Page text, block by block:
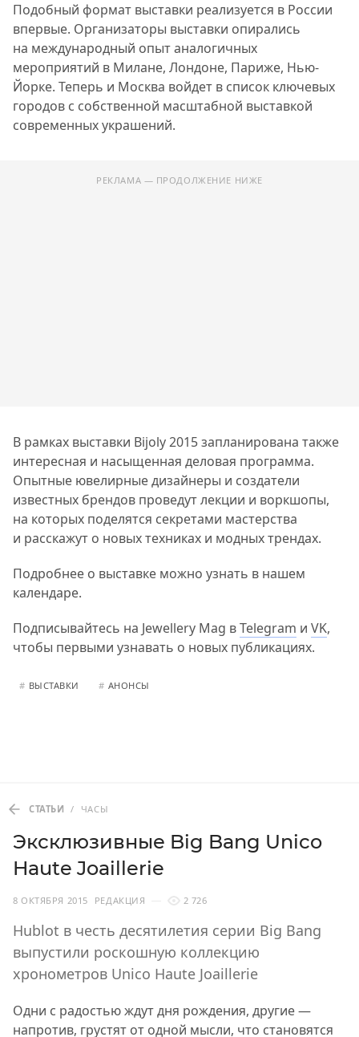
Подобный формат выставки реализуется в России
впервые. Организаторы выставки опирались
на международный опыт аналогичных
мероприятий в Милане, Лондоне, Париже, Нью-
Йорке. Теперь и Москва войдет в список ключевых
городов с собственной масштабной выставкой
современных украшений.
РЕКЛАМА — ПРОДОЛЖЕНИЕ НИЖЕ
В рамках выставки Bijoly 2015 запланирована также
интересная и насыщенная деловая программа.
Опытные ювелирные дизайнеры и создатели
известных брендов проведут лекции и воркшопы,
на которых поделятся секретами мастерства
и расскажут о новых техниках и модных трендах.
Подробнее о выставке можно узнать в нашем
календаре.
Подписывайтесь на Jewellery Mag вTelegram и VK,
чтобы первыми узнавать о новых публикациях.
# ВЫСТАВКИ # АНОНСЫ
СТАТЬИ / ЧАСЫ
Эксклюзивные Big Bang Unico
Haute Joaillerie
8 ОКТЯБРЯ 2015 РЕДАКЦИЯ 2 726
Hublot в честь десятилетия серии Big Bang
выпустили роскошную коллекцию
хронометров Unico Haute Joaillerie
Одни с радостью ждут дня рождения, другие —
напротив, грустят от одной мысли, что становятся